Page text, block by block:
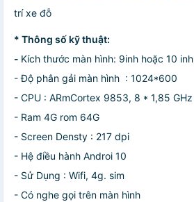
trí xe đỗ
* Thông số kỹ thuật:
- Kích thước màn hình: 9inh hoặc 10 inh
- Độ phân gải màn hình : 1024*600
- CPU : ARmCortex 9853, 8 * 1,85 GHz
- Ram 4G rom 64G
- Screen Densty : 217 dpi
- Hệ điều hành Androi 10
- Sử Dụng : Wifi, 4g. sim
- Có nghe gọi trên màn hình